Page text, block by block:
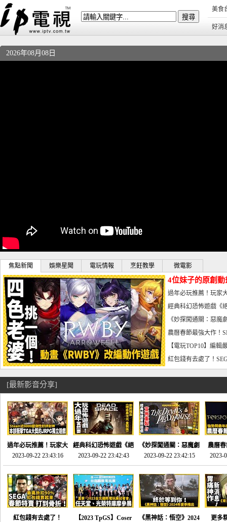
美食
好消
2026年08月08日
焦點新聞 娛樂星聞 電玩情報 烹飪教學 微電影
4位妹子的原創
曝光_電玩宅速配
過年必玩推薦！玩家
宅速配20230126
經典科幻恐怖遊戲《
懼體驗-電玩宅速配
《妙探闖通關：惡
到!!-電玩宅速配
農曆春節最強大作！
電玩宅速配20230123
【電玩TOP10】編
了，封面圖直接雷你
紅包錢有去處了！
宅速配20230119
[最新影音分享]
過年必玩推薦！玩家大
推的JRPG神作《神之
天平》介紹！-電玩宅
速配20230126
2023-09-22 23:43:16
經典科幻恐怖遊戲《絕
命異次元 重製版》重
回「石村號」的恐懼體
驗-電玩宅速配
20230125
2023-09-22 23:42:43
《妙探闖通關：惡魔劇
場》將推出「重製
版」!!!今年就能玩到!!-
電玩宅速配20230124
2023-09-22 23:42:15
農曆
SE社
動作角
電玩宅
2023-
紅包錢有去處了！
【2023 TpGS】Coser
《黑神話：悟空》2024
更多